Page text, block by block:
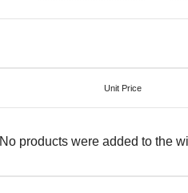
Unit Price
No products were added to the